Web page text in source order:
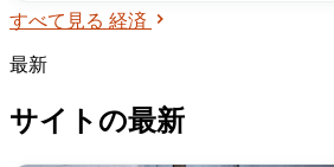
すべて見る 経済
最新
サイトの最新